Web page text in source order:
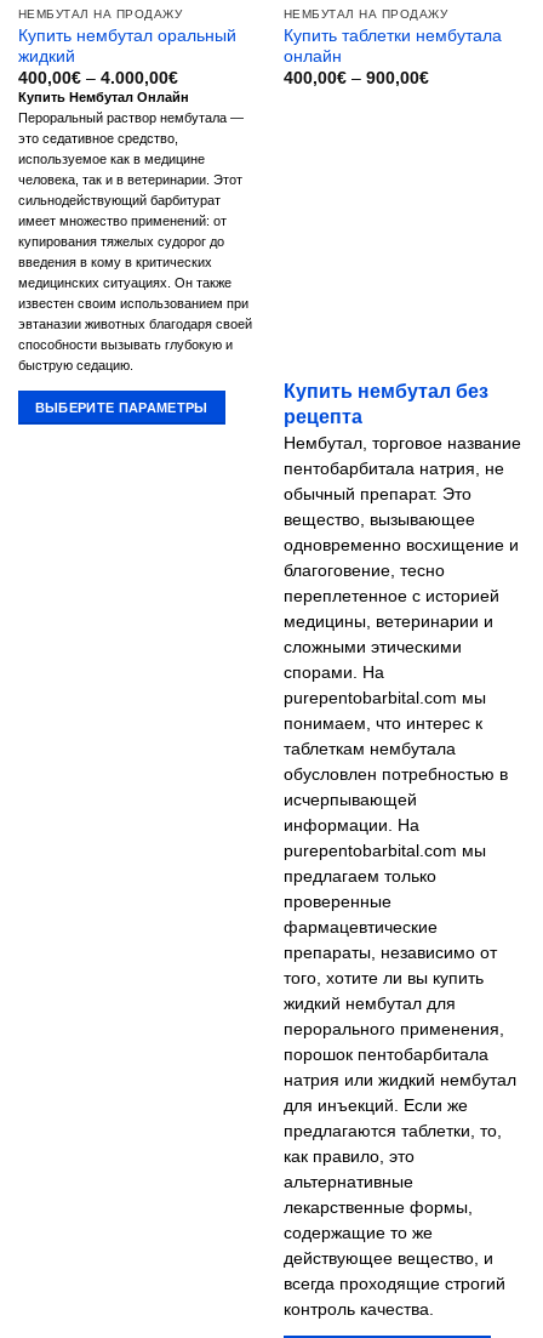
НЕМБУТАЛ НА ПРОДАЖУ
Купить нембутал оральный
жидкий
400,00€ – 4.000,00€Диапазон
цен:
400,00€
–
4.000,00€
Купить Нембутал Онлайн
Пероральный раствор нембутала —
это седативное средство,
используемое как в медицине
человека, так и в ветеринарии. Этот
сильнодействующий барбитурат
имеет множество применений: от
купирования тяжелых судорог до
введения в кому в критических
медицинских ситуациях. Он также
известен своим использованием при
эвтаназии животных благодаря своей
способности вызывать глубокую и
быструю седацию.
ВЫБЕРИТЕ ПАРАМЕТРЫ
НЕМБУТАЛ НА ПРОДАЖУ
Купить таблетки нембутала
онлайн
400,00€ – 900,00€Диапазон
Купить нембутал без
рецепта
Нембутал, торговое название
пентобарбитала натрия, не
обычный препарат. Это
вещество, вызывающее
одновременно восхищение и
благоговение, тесно
переплетенное с историей
медицины, ветеринарии и
сложными этическими
спорами. На
purepentobarbital.com мы
понимаем, что интерес к
таблеткам нембутала
обусловлен потребностью в
исчерпывающей
информации. На
purepentobarbital.com мы
предлагаем только
проверенные
фармацевтические
препараты, независимо от
того, хотите ли вы купить
жидкий нембутал для
перорального применения,
порошок пентобарбитала
натрия или жидкий нембутал
для инъекций. Если же
предлагаются таблетки, то,
как правило, это
альтернативные
лекарственные формы,
содержащие то же
действующее вещество, и
всегда проходящие строгий
контроль качества.